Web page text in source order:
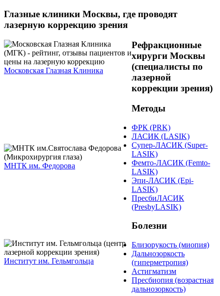
Глазные клиники Москвы, где проводят
лазерную коррекцию зрения
Московская Глазная Клиника
МНТК им. Федорова
Институт им. Гельмгольца
Рефракционные
хирурги Москвы
(специалисты по
лазерной
коррекции зрения)
Методы
ФРК (PRK)
ЛАСИК (LASIK)
Супер-ЛАСИК (Super-
LASIK)
Фемто-ЛАСИК (Femto-
LASIK)
Эпи-ЛАСИК (Epi-
LASIK)
ПресбиЛАСИК
(PresbyLASIK)
Болезни
Близорукость (миопия)
Дальнозоркость
(гиперметропия)
Астигматизм
Пресбиопия (возрастная
дальнозоркость)